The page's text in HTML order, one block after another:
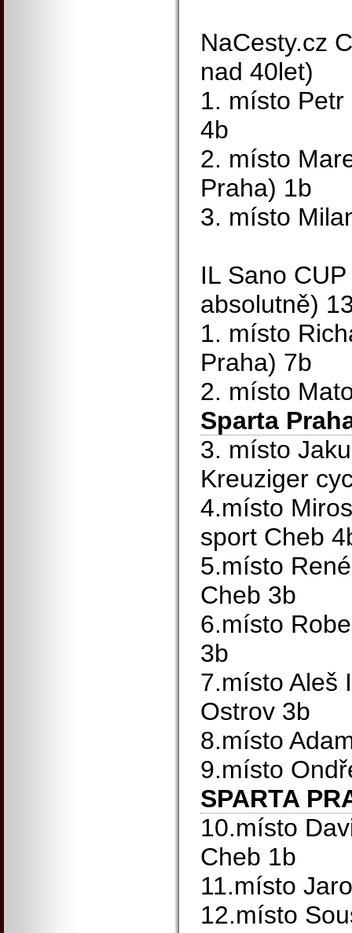
NaCesty.cz
nad 40let)
1. místo Petr
4b
2. místo
Praha) 1b
3. místo
IL Sano
absolutně)
1. místo
Praha) 7b
2. místo
Sparta
3. místo
Kreuziger
4.místo
sport Cheb
5.místo
Cheb 3b
6.místo
3b
7.místo Aleš
Ostrov 3b
8.místo
9.místo
SPARTA
10.místo
Cheb 1b
11.místo
12.místo